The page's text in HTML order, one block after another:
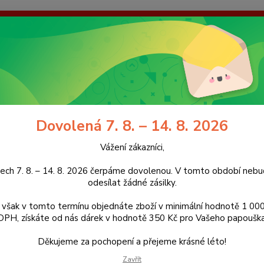
V tomto období nebudeme odesílat žádné zásilky. Pokud
v hodnotě 350 Kč pro Vašeho papouška! Děkujeme za
Ochrana soukromí
Hledat
(Po-
Vápníkové bidlo XL s vitamíny a aminokyselinami M, XL
bidlo XL s vitamíny a
Bidlo
Dovolená 7. 8. – 14. 8. 2026
Vážení zákazníci,
7. 8. – 14. 8. 2026 čerpáme dovolenou. V tomto období
odesílat žádné zásilky.
však v tomto termínu objednáte zboží v minimální hodnotě 1
získáte od nás dárek v hodnotě 350 Kč pro Vašeho
Děkujeme za pochopení a přejeme krásné léto!
Zavřít